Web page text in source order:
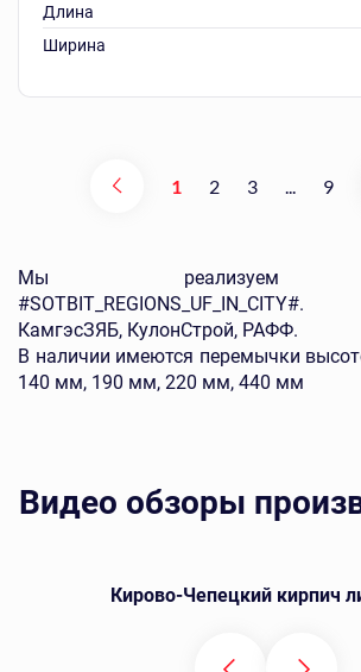
Длина
Ширина
1 2 3 9
Мы реализуем
КамгэсЗЯБ, КулонСтрой, РАФФ.
В наличии имеются перемычки
140 мм, 190 мм, 220 мм, 440 мм
Видео обзоры
Кирово-Чепецкий кирпич